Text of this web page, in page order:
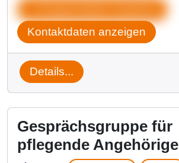
Kontaktdaten anzeigen
Details...
Gesprächsgruppe für
pflegende Angehörige